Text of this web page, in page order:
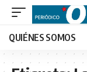
QUIÉNES SOMOS